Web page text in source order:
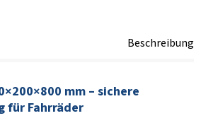
Beschreibung
mm – sichere
für Fahrräder